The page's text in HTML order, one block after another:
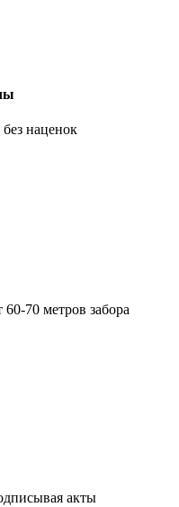
наценок
60-70 метров забора
акты